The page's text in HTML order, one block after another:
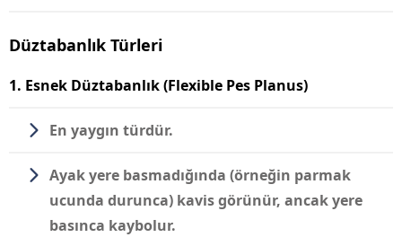
Düztabanlık Türleri
1. Esnek Düztabanlık (Flexible Pes Planus)
En yaygın türdür.
Ayak yere basmadığında (örneğin parmak
ucunda durunca) kavis görünür, ancak yere
basınca kaybolur.